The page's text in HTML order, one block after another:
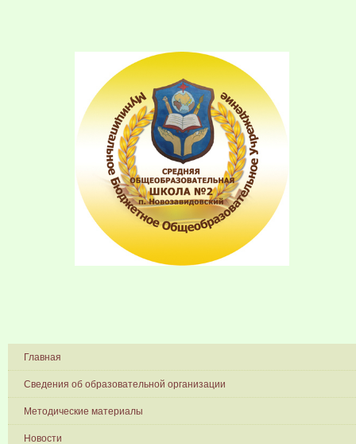
Главная
Сведения об образовательной организации
Методические материалы
Новости